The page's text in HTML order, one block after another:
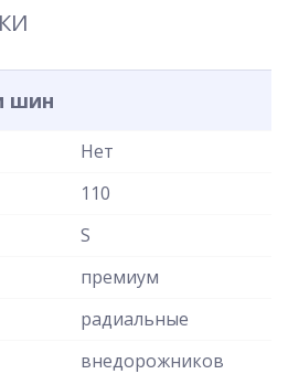
шин
Нет
110
S
премиум
радиальные
внедорожников